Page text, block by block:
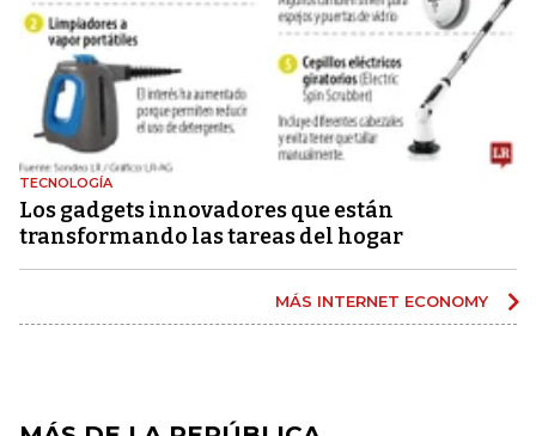
TECNOLOGÍA
Los gadgets innovadores que están
transformando las tareas del hogar
MÁS INTERNET ECONOMY